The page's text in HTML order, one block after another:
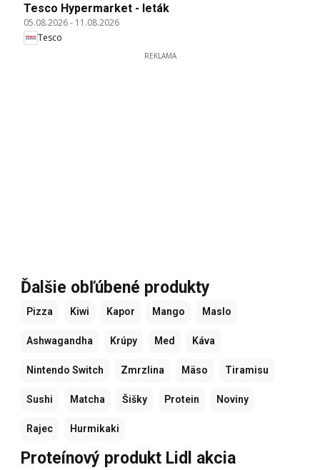
Tesco Hypermarket - leták
05.08.2026- 11.08.2026
Tesco
REKLAMA
Ďalšie obľúbené produkty
Pizza Kiwi Kapor Mango Maslo
Ashwagandha Krúpy Med Káva
Nintendo Switch Zmrzlina Mäso Tiramisu
Sushi Matcha Šišky Protein Noviny
Rajec Hurmikaki
Proteínový produkt Lidl akcia